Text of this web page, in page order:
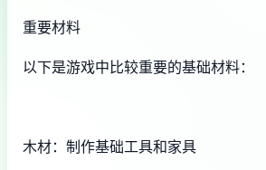
重要材料
以下是游戏中比较重要的基础材料：
木材：制作基础工具和家具